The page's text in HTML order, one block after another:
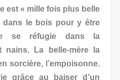
est « mille fois plus belle
dans le bois pour y être
se réfugie dans la
nains. La belle-mère la
sorcière, l’empoisonne.
grâce au baiser d’un